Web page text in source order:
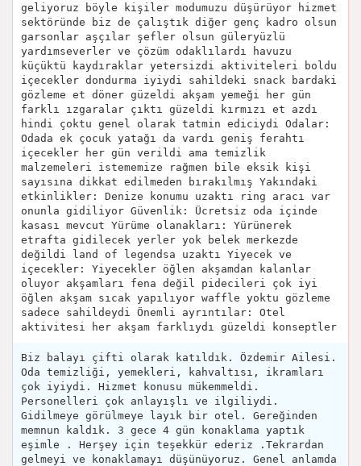
geliyoruz böyle kişiler modumuzu düşürüyor hizmet
sektöründe biz de çalıştık diğer genç kadro olsun
garsonlar aşçılar şefler olsun güleryüzlü
yardımseverler ve çözüm odaklılardı havuzu
küçüktü kaydıraklar yetersizdi aktiviteleri boldu
içecekler dondurma iyiydi sahildeki snack bardaki
gözleme et döner güzeldi akşam yemeği her gün
farklı ızgaralar çıktı güzeldi kırmızı et azdı
hindi çoktu genel olarak tatmin ediciydi Odalar:
Odada ek çocuk yatağı da vardı geniş ferahtı
içecekler her gün verildi ama temizlik
malzemeleri istememize rağmen bile eksik kişi
sayısına dikkat edilmeden bırakılmış Yakındaki
etkinlikler: Denize konumu uzaktı ring aracı var
onunla gidiliyor Güvenlik: Ücretsiz oda içinde
kasası mevcut Yürüme olanakları: Yürünerek
etrafta gidilecek yerler yok belek merkezde
değildi land of legendsa uzaktı Yiyecek ve
içecekler: Yiyecekler öğlen akşamdan kalanlar
oluyor akşamları fena değil pidecileri çok iyi
öğlen akşam sıcak yapılıyor waffle yoktu gözleme
sadece sahildeydi Önemli ayrıntılar: Otel
aktivitesi her akşam farklıydı güzeldi konseptler
Biz balayı çifti olarak katıldık. Özdemir Ailesi.
Oda temizliği, yemekleri, kahvaltısı, ikramları
çok iyiydi. Hizmet konusu mükemmeldi.
Personelleri çok anlayışlı ve ilgiliydi.
Gidilmeye görülmeye layık bir otel. Gereğinden
memnun kaldık. 3 gece 4 gün konaklama yaptık
eşimle . Herşey için teşekkür ederiz .Tekrardan
gelmeyi ve konaklamayı düşünüyoruz. Genel anlamda